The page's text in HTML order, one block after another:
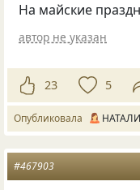
На майские
автор не указан
23 5
Опубликовала
#467903